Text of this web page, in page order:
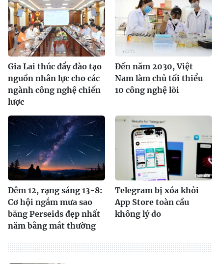
Gia Lai thúc đẩy đào tạo
nguồn nhân lực cho các
ngành công nghệ chiến
lược
Đến năm 2030, Việt
Nam làm chủ tối thiểu
10 công nghệ lõi
Đêm 12, rạng sáng 13-8:
Cơ hội ngắm mưa sao
băng Perseids đẹp nhất
năm bằng mắt thường
Telegram bị xóa khỏi
App Store toàn cầu
không lý do